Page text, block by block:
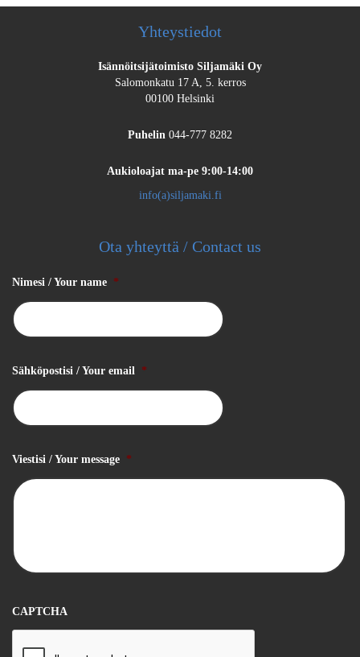
Yhteystiedot
Isännöitsijätoimisto Siljamäki Oy
Salomonkatu 17 A, 5. kerros
00100 Helsinki
Puhelin 044-777 8282
Aukioloajat ma-pe 9:00-14:00
info(a)siljamaki.fi
Ota yhteyttä / Contact us
Nimesi / Your name *
Sähköpostisi / Your email *
Viestisi / Your message *
CAPTCHA